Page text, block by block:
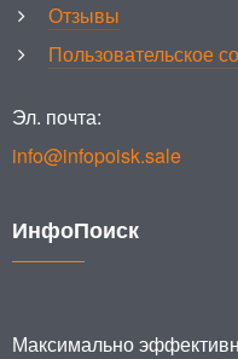
Отзывы
Пользовательское
Эл. почта:
info@infopoisk.sale
ИнфоПоиск
Максимально